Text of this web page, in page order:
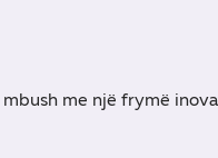
me një frymë